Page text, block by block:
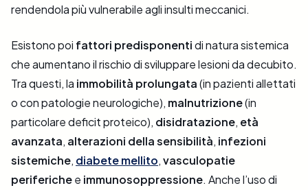
rendendola più vulnerabile agli insulti meccanici.
Esistono poi fattori predisponentidi natura sistemica
che aumentano il rischio di sviluppare lesioni da decubito.
Tra questi, la immobilità prolungata(in pazienti allettati
o con patologie neurologiche), malnutrizione(in
particolare deficit proteico), disidratazione, età
avanzata, alterazioni della sensibilità, infezioni
sistemiche, diabete mellito,vasculopatie
periferichee immunosoppressione. Anche l’uso di